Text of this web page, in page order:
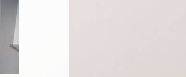
BALKONE, CARPORTS...